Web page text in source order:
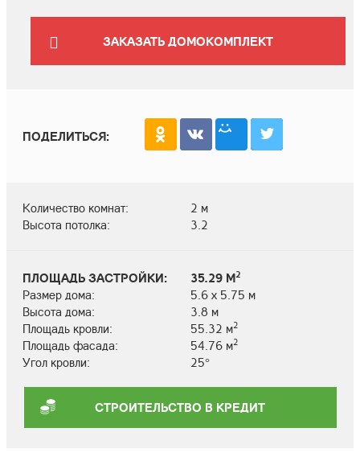
ЗАКАЗАТЬ ДОМОКОМПЛЕКТ
ПОДЕЛИТЬСЯ:
Количество комнат:
2 м
Высота потолка:
3.2
ПЛОЩАДЬ ЗАСТРОЙКИ: 35.29 М2
Размер дома:
5.6 х 5.75 м
Высота дома:
3.8 м
Площадь кровли:
55.32 м2
Площадь фасада: 54.76 м2
Угол кровли: 25°
СТРОИТЕЛЬСТВО В КРЕДИТ